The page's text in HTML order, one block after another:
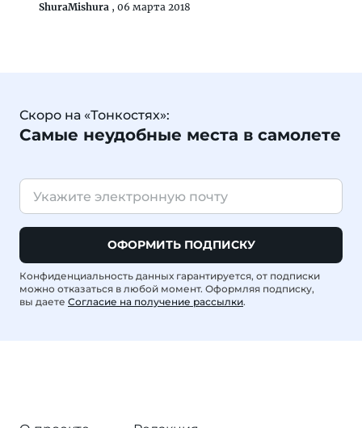
ShuraMishura , 06 марта 2018
Скоро на «Тонкостях»:
Самые неудобные места в самолете
ОФОРМИТЬ ПОДПИСКУ
Конфиденциальность данных гарантируется, от подписки
можно отказаться в любой момент. Оформляя подписку,
вы даете Согласие на получение рассылки.